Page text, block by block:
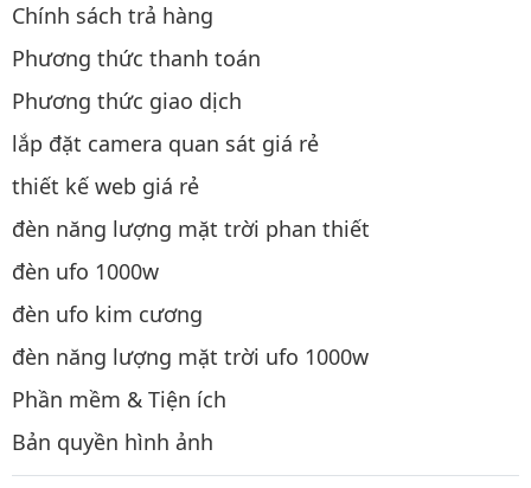
Chính sách trả hàng
Phương thức thanh toán
Phương thức giao dịch
lắp đặt camera quan sát giá rẻ
thiết kế web giá rẻ
đèn năng lượng mặt trời phan thiết
đèn ufo 1000w
đèn ufo kim cương
đèn năng lượng mặt trời ufo 1000w
Phần mềm & Tiện ích
Bản quyền hình ảnh